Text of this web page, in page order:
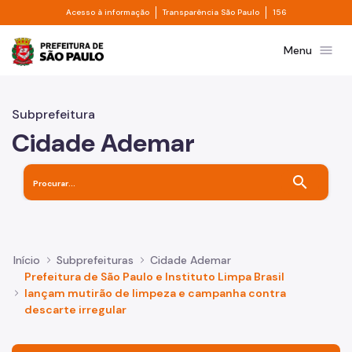
Pular para o Conteúdo principal
Acesso à informação Divisor de acesso à informação
Transparência São Paulo Divisor de
156
Prefeitura de São PauloMenu menu
Subprefeitura
Cidade Ademar
search
Início Subprefeituras
Cidade Ademar
Prefeitura de São Paulo e Instituto Limpa Brasil
lançam mutirão de limpeza e campanha contra
descarte irregular